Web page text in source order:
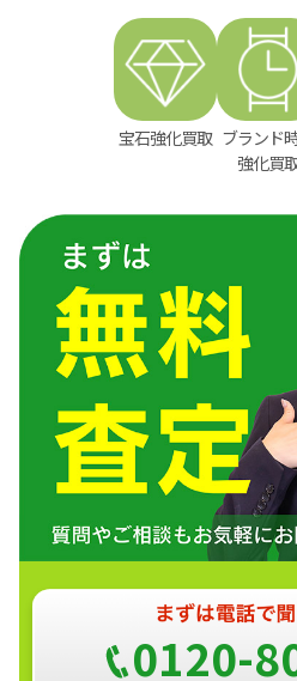
宝石強化買取 ブランド
強化買
0120-